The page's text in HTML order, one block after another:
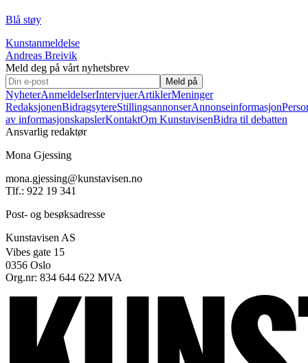
Blå støy
Kunstanmeldelse
Andreas Breivik
Meld deg på vårt nyhetsbrev
Meld på
NyheterAnmeldelserIntervjuerArtiklerMeninger
RedaksjonenBidragsytereStillingsannonserAnnonseinformasjon
av informasjonskapslerKontaktOm KunstavisenBidra til debatten
Ansvarlig redaktør
Mona Gjessing
mona.gjessing@kunstavisen.no
Tlf.: 922 19 341
Post- og besøksadresse
Kunstavisen AS
Vibes gate 15
0356 Oslo
Org.nr: 834 644 622 MVA